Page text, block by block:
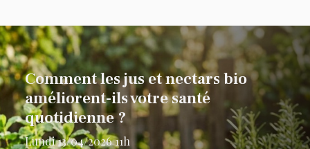
Comment les jus et nectars bio
améliorent-ils votre santé
quotidienne ?
Lundi 13/04/2026 11h